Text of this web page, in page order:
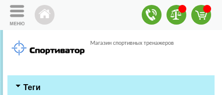
Магазин спортивных тренажеров
Теги